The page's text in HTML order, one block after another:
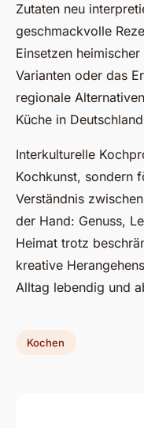
Zutaten neu
geschmackvolle
Einsetzen
Varianten oder das
regionale
Küche in
Interkulturelle
Kochkunst, sondern
Verständnis
der Hand: Genuss,
Heimat trotz
kreative
Alltag lebendig und
Kochen